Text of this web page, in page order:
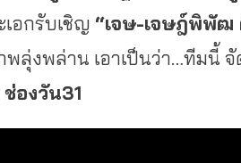
อกรับเชิญ “เจษ-เจษฎ์พิพัฒ
ลุ่งพล่าน เอาเป็นว่า…ทีมนี้
ช่องวัน31